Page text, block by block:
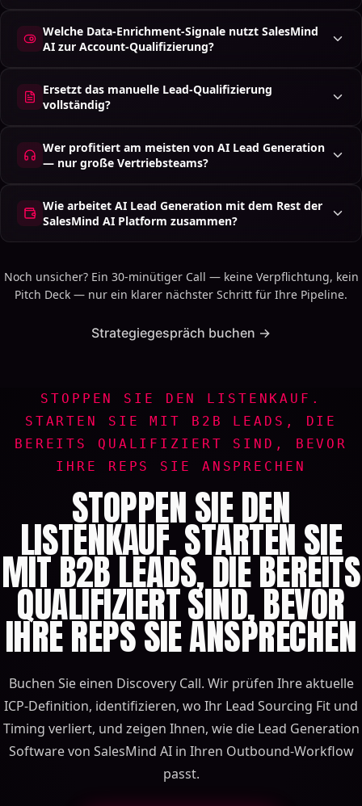
Welche Data-Enrichment-Signale nutzt SalesMind
AI zur Account-Qualifizierung?
Ersetzt das manuelle Lead-Qualifizierung
vollständig?
Wer profitiert am meisten von AI Lead Generation
— nur große Vertriebsteams?
Wie arbeitet AI Lead Generation mit dem Rest der
SalesMind AI Platform zusammen?
Noch unsicher? Ein 30-minütiger Call — keine Verpflichtung, kein
Pitch Deck — nur ein klarer nächster Schritt für Ihre Pipeline.
Strategiegespräch buchen →
STOPPEN SIE DEN LISTENKAUF.
STARTEN SIE MIT B2B LEADS, DIE
BEREITS QUALIFIZIERT SIND, BEVOR
IHRE REPS SIE ANSPRECHEN
STOPPEN SIE DEN
LISTENKAUF. STARTEN SIE
MIT B2B LEADS, DIE BEREITS
QUALIFIZIERT SIND, BEVOR
IHRE REPS SIE ANSPRECHEN
Buchen Sie einen Discovery Call. Wir prüfen Ihre aktuelle
ICP-Definition, identifizieren, wo Ihr Lead Sourcing Fit und
Timing verliert, und zeigen Ihnen, wie die Lead Generation
Software von SalesMind AI in Ihren Outbound-Workflow
passt.